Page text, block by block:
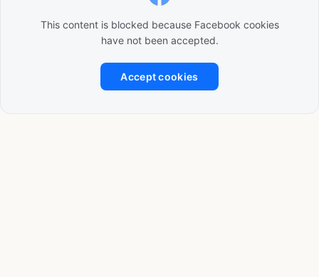
This content is blocked because Facebook cookies
have not been accepted.
Accept cookies